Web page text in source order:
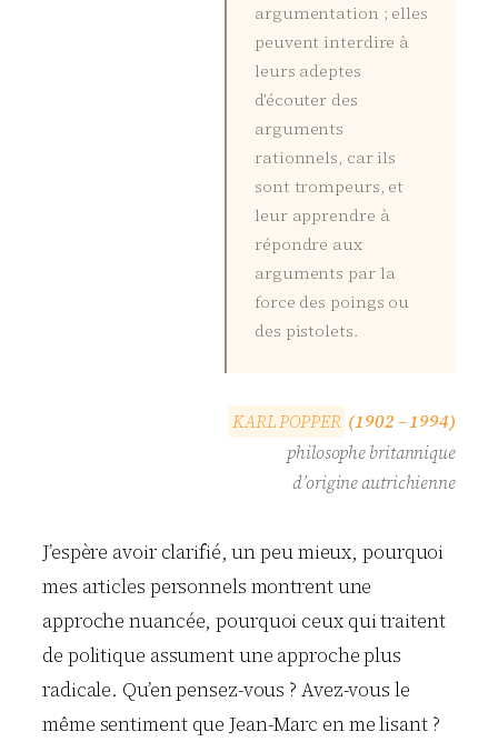
argumentation ; elles
peuvent interdire à
leurs adeptes
d’écouter des
arguments
rationnels, car ils
sont trompeurs, et
leur apprendre à
répondre aux
arguments par la
force des poings ou
des pistolets.
KARLPOPPER (1902 – 1994)
philosophe britannique
d’origine autrichienne
J’espère avoir clarifié, un peu mieux, pourquoi
mes articles personnels montrent une
approche nuancée, pourquoi ceux qui traitent
de politique assument une approche plus
radicale. Qu’en pensez-vous ? Avez-vous le
même sentiment que Jean-Marc en me lisant ?